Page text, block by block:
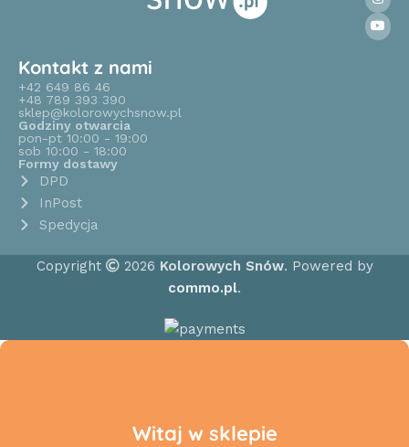
Kontakt z nami
+42 649 86 46
+48 789 393 390
sklep@kolorowychsnow.pl
Godziny otwarcia
pon-pt 10:00 - 19:00
sob 10:00 - 18:00
Formy dostawy
DPD
InPost
Spedycja
Copyright 2026 Kolorowych Snów. Powered by
commo.pl.
Witaj w sklepie